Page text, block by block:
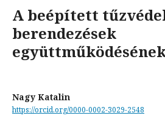
A beépített
berendezések
Nagy Katalin
https://orcid.org/0000-0002-3029-2548